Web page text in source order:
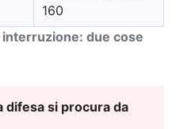
due cose
160
difesa si procura da